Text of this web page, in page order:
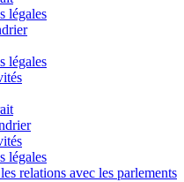
légales
légales
légales
relations avec les parlements